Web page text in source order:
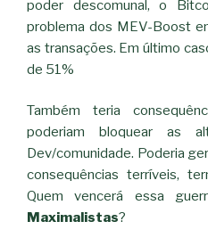
poder descomunal, o
problema dos MEV-Boost
as transações. Em último
de 51%
Também teria
poderiam bloquear as
Dev/comunidade. Poderia
consequências terríveis,
Quem vencerá essa
Maximalistas?